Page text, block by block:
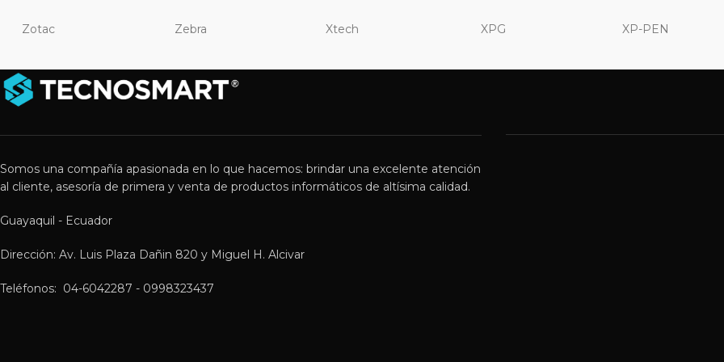
Zotac Zebra Xtech XPG XP-PEN
Somos una compañía apasionada en lo que hacemos: brindar una excelente atención
al cliente, asesoría de primera y venta de productos informáticos de altísima calidad.
Guayaquil - Ecuador
Dirección: Av. Luis Plaza Dañin 820 y Miguel H. Alcivar
Teléfonos: 04-6042287 - 0998323437